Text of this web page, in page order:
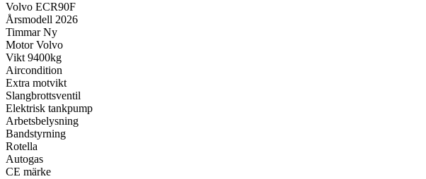
Volvo ECR90F
Årsmodell 2026
Timmar Ny
Motor Volvo
Vikt 9400kg
Aircondition
Extra motvikt
Slangbrottsventil
Elektrisk tankpump
Arbetsbelysning
Bandstyrning
Rotella
Autogas
CE märke